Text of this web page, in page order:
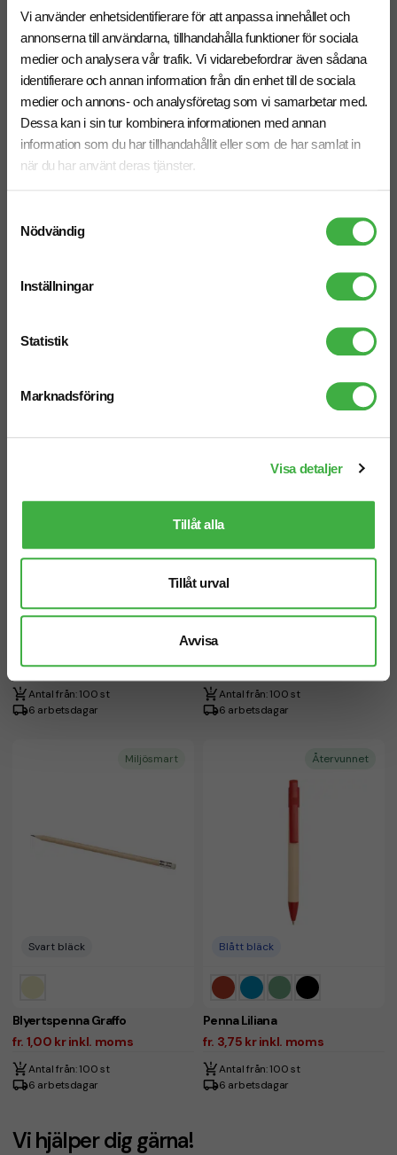
Vi använder enhetsidentifierare för att anpassa innehållet och
annonserna till användarna, tillhandahålla funktioner för sociala
medier och analysera vår trafik. Vi vidarebefordrar även sådana
identifierare och annan information från din enhet till de sociala
medier och annons- och analysföretag som vi samarbetar med.
Dessa kan i sin tur kombinera informationen med annan
information som du har tillhandahållit eller som de har samlat in
när du har använt deras tjänster.
Nödvändig
Inställningar
Statistik
Marknadsföring
Visa detaljer
Tillåt alla
Tillåt urval
Avvisa
Miljösmart
fr. 8,50 kr inkl. moms
6 arbetsdagar
Miljösmart
fr. 6,00 kr inkl. moms
fr. 6,00 kr inkl. moms
Antal från: 100 st
6 arbetsdagar
Miljösmart
Duo-Penna Samambu
fr. 6,00 kr inkl. moms
Antal från: 100 st
6 arbetsdagar
Miljösmart
Svart bläck
Blyertspenna Graffo
fr. 1,00 kr inkl. moms
Antal från: 100 st
6 arbetsdagar
Återvunnet
Blått bläck
Penna Liliana
fr. 3,75 kr inkl. moms
Antal från: 100 st
6 arbetsdagar
Vi hjälper dig gärna!